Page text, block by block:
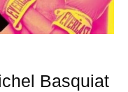
Basquiat